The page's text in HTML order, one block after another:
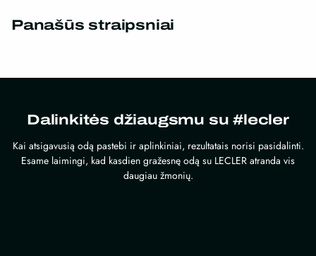
Panašūs straipsniai
Dalinkitės džiaugsmu su #lecler
Kai atsigavusią odą pastebi ir aplinkiniai, rezultatais norisi pasidalinti.
Esame laimingi, kad kasdien gražesnę odą su LECLER atranda vis
daugiau žmonių.